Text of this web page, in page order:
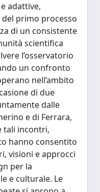
adattive,
primo processo
di un consistente
scientifica
l’osservatorio
un confronto
nell’ambito
di due
dalle
e di Ferrara,
tali incontri,
hanno consentito
visioni e approcci
per la
e culturale. Le